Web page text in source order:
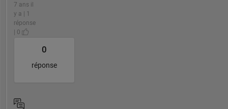
7 ans il
y a | 1
réponse
| 0
0
réponse